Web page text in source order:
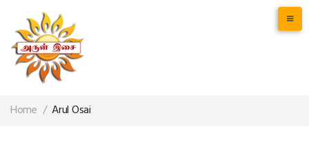
Home / Arul Osai